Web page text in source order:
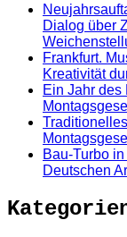
Dialog über
Frankfurt.
Kreativität
Ein Jahr
Bau-Turbo
Deutschen